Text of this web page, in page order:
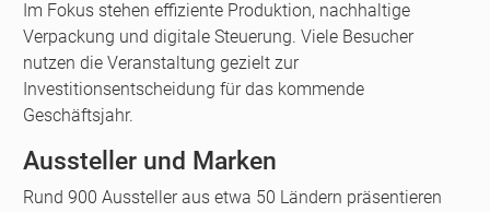
Im Fokus stehen effiziente Produktion, nachhaltige
Verpackung und digitale Steuerung. Viele Besucher
nutzen die Veranstaltung gezielt zur
Investitionsentscheidung für das kommende
Geschäftsjahr.
Aussteller und Marken
Rund 900 Aussteller aus etwa 50 Ländern präsentieren